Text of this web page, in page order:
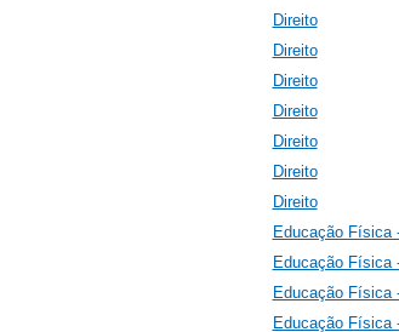
Direito
Direito
Direito
Direito
Direito
Direito
Direito
Educação Física
Educação Física
Educação Física
Educação Física